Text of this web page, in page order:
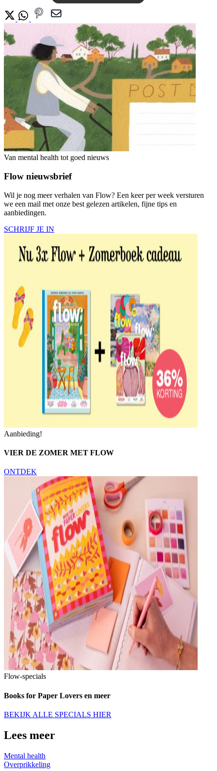
Van mental health tot goed nieuws
Flow nieuwsbrief
Wil je nog meer verhalen van Flow? Een keer per week versturen
we een mail met onze best gelezen artikelen, fijne tips en
aanbiedingen.
SCHRIJF JE IN
Aanbieding!
VIER DE ZOMER MET FLOW
ONTDEK
Flow-specials
Books for Paper Lovers en meer
BEKIJK ALLE SPECIALS HIER
Lees meer
Mental health
Overprikkeling